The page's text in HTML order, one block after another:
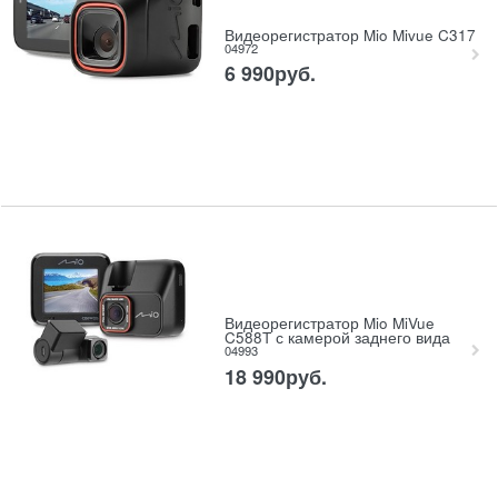
Видеорегистратор Mio Mivue C317
04972
6 990руб.
Видеорегистратор Mio MiVue
C588T с камерой заднего вида
04993
18 990руб.